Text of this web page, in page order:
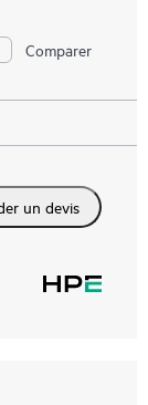
Comparer
un devis